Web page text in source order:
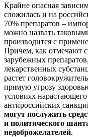
Крайне опасная
сложилась и на
70% препаратов –
можно назвать
производится с
Причем, как отмечают
зарубежных
лекарственных
растет
прямую угрозу
условиях
антироссийских
могут послужить
и политического
недоброжелателей.